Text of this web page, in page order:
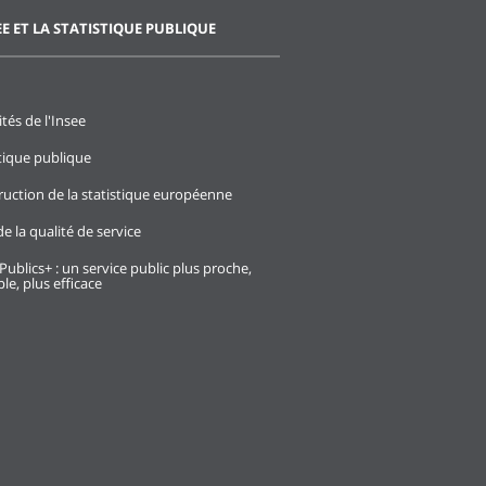
ET LA STATISTIQUE PUBLIQUE
de l'Insee
publique
de la statistique européenne
la qualité de service
: un service public plus proche,
plus efficace